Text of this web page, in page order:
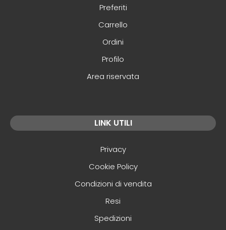
Preferiti
Carrello
Ordini
Profilo
Area riservata
LINK UTILI
Privacy
Cookie Policy
Condizioni di vendita
Resi
Spedizioni